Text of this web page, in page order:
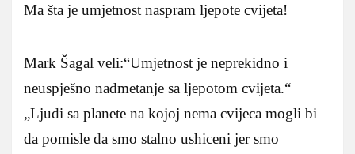
Ma šta je umjetnost naspram ljepote cvijeta!
Mark Šagal veli:“Umjetnost je neprekidno i
neuspješno nadmetanje sa ljepotom cvijeta.“
„Ljudi sa planete na kojoj nema cvijeca mogli bi
da pomisle da smo stalno ushiceni jer smo